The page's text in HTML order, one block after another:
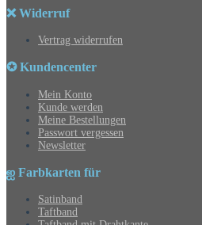
❌ Widerruf
Vertrag widerrufen
✪ Kundencenter
Mein Konto
Kunde werden
Meine Bestellungen
Passwort vergessen
Newsletter
ஐ Farbkarten für
Satinband
Taftband